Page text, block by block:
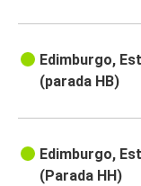
Edimburgo,
(parada HB)
Edimburgo,
(Parada HH)